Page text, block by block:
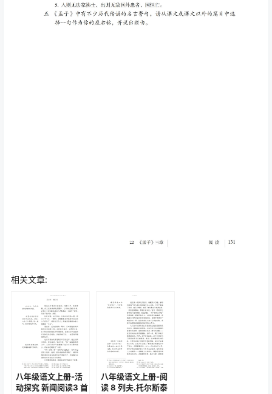
相关文章:
八年级语文上册-活
动探究 新闻阅读3 首
八年级语文上册-阅
读 8 列夫.托尔斯泰